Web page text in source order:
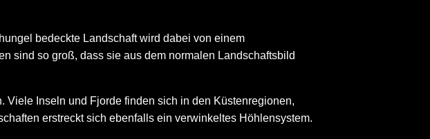
bedeckte Landschaft wird dabei von einem
sind so groß, dass sie aus dem normalen Landschaftsbild
Inseln und Fjorde finden sich in den Küstenregionen,
erstreckt sich ebenfalls ein verwinkeltes Höhlensystem.